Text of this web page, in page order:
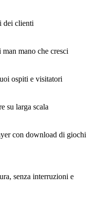
dei clienti
man mano che cresci
ospiti e visitatori
su larga scala
con download di giochi
senza interruzioni e